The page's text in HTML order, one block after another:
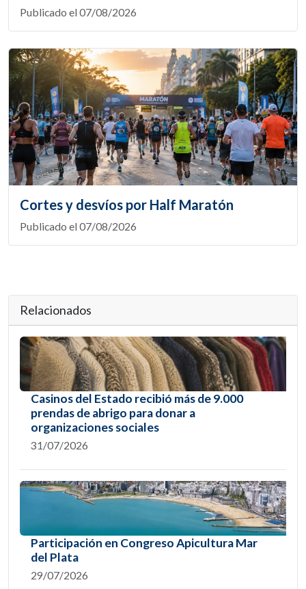
Publicado el 07/08/2026
Cortes y desvíos por Half Maratón
Publicado el 07/08/2026
Relacionados
Casinos del Estado recibió más de 9.000
prendas de abrigo para donar a
organizaciones sociales
31/07/2026
Participación en Congreso Apicultura Mar
del Plata
29/07/2026